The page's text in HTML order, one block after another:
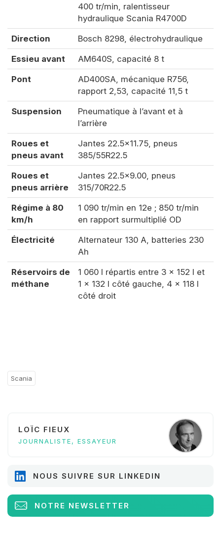
400 tr/min, ralentisseur
hydraulique Scania R4700D
Direction Bosch 8298, électrohydraulique
Essieu avant AM640S, capacité 8 t
Pont
AD400SA, mécanique R756,
rapport 2,53, capacité 11,5 t
Suspension
Pneumatique à l’avant et à
l’arrière
Roues et
pneus avant
Jantes 22.5x11.75, pneus
385/55R22.5
Roues et
pneus arrière
Jantes 22.5x9.00, pneus
315/70R22.5
Régime à 80
km/h
1 090 tr/min en 12e ; 850 tr/min
en rapport surmultiplié OD
Électricité
Alternateur 130 A, batteries 230
Ah
Réservoirs de
méthane
1 060 l répartis entre 3 x 152 l et
1 x 132 l côté gauche, 4 x 118 l
côté droit
Scania
LOÏC FIEUX
JOURNALISTE, ESSAYEUR
NOUS SUIVRE SUR LINKEDIN
NOTRE NEWSLETTER